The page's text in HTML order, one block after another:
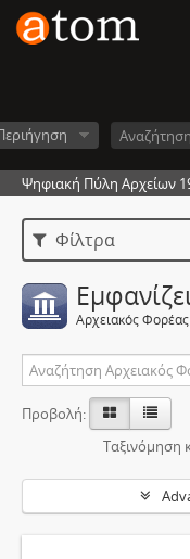
Ψηφιακή Πύλη Αρχείων
Φίλτρα
Αρχειακός Φορέας
Προβολή:
Ταξινόμηση